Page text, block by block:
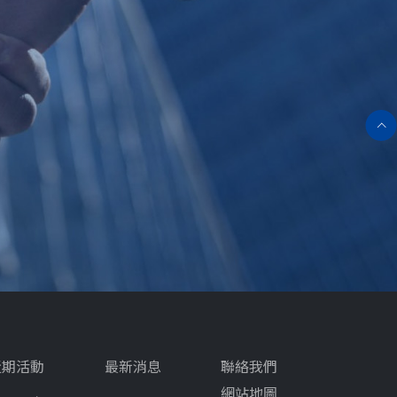
活動
最新消息
聯絡我們
網站地圖